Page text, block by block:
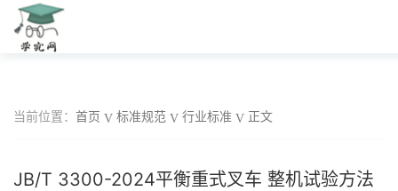
当前位置： 首页 标准规范 行业标准 正文
JB/T 3300-2024平衡重式叉车 整机试验方法